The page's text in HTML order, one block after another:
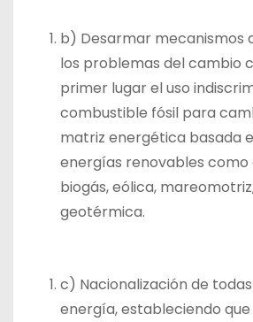
b) Desarmar mecanismos
los problemas del cambio
primer lugar el uso
combustible fósil para
matriz energética basada
energías renovables como
biogás, eólica,
geotérmica.
c) Nacionalización de
energía, estableciendo